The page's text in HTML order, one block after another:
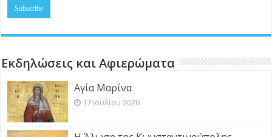
Εκδηλώσεις και Αφιερώματα
Αγία Μαρίνα
17 Ιουλίου 2026